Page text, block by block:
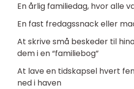
En årlig familiedag, hvor alle
En fast fredagssnack eller
At skrive små beskeder til
dem i en “familiebog”
At lave en tidskapsel hvert
ned i haven